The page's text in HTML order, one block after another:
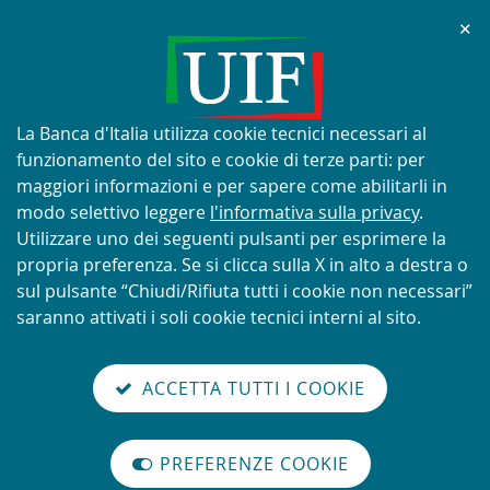
Tentativi di truffa con utilizzo
improprio del nome e del logo
della UIF
SCOPRI DI PIÙ
Cerca
nel
Organizzazione
N. 18 - Casistiche di riciclaggio legate all'emergenz…
✕
Informativa
sui
cookie:
La Banca d'Italia utilizza cookie tecnici necessari al
funzionamento del sito e cookie di terze parti: per
maggiori informazioni e per sapere come abilitarli in
modo selettivo leggere l'informativa sulla privacy.
Utilizzare uno dei seguenti pulsanti per esprimere la
propria preferenza. Se si clicca sulla X in alto a destra o
sul pulsante “Chiudi/Rifiuta tutti i cookie non necessari”
saranno attivati i soli cookie tecnici interni al sito.
ACCETTA TUTTI I COOKIE
PREFERENZE COOKIE